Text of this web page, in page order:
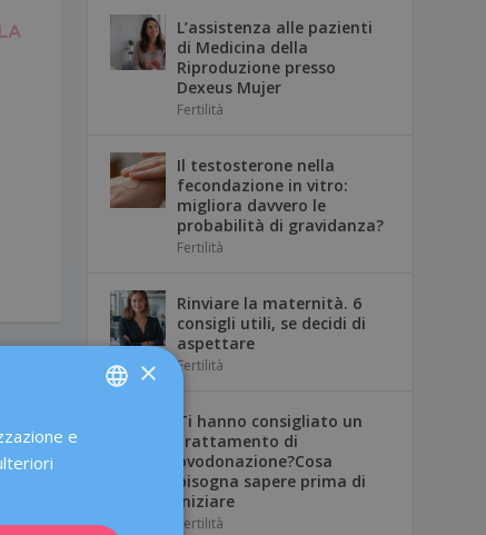
L’assistenza alle pazienti
di Medicina della
Riproduzione presso
Dexeus Mujer
Fertilità
Il testosterone nella
fecondazione in vitro:
migliora davvero le
probabilità di gravidanza?
Fertilità
Rinviare la maternità. 6
consigli utili, se decidi di
aspettare
Fertilità
Ti hanno consigliato un
trattamento di
ovodonazione?Cosa
bisogna sapere prima di
iniziare
Fertilità
×
e